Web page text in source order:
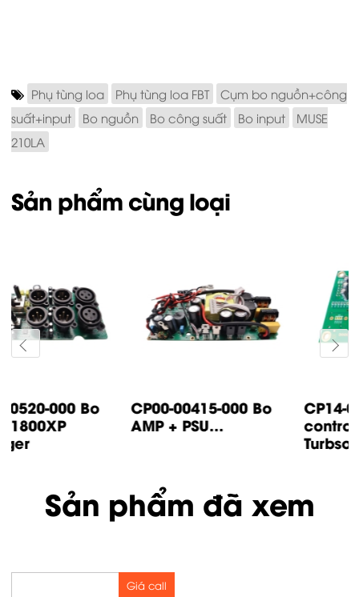
Phụ tùng loa Phụ tùng loa FBT
Cụm bo nguồn+công
suất+input
Bo nguồn Bo công suất Bo input
MUSE
210LA
Sản phẩm cùng loại
CP14-00447-000 Bo
control IP500
Turbsound
CP05-00500-000 Bo
input IP1000 /
Sản phẩm đã xem
Giá call